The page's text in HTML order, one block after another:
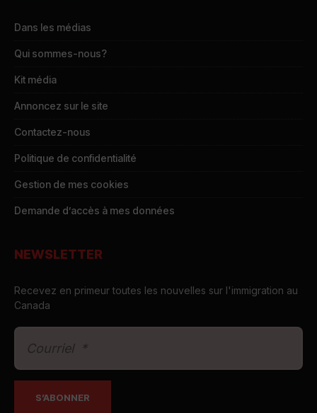
Dans les médias
Qui sommes-nous?
Kit média
Annoncez sur le site
Contactez-nous
Politique de confidentialité
Gestion de mes cookies
Demande d’accès à mes données
NEWSLETTER
Recevez en primeur toutes les nouvelles sur l'immigration au
Canada